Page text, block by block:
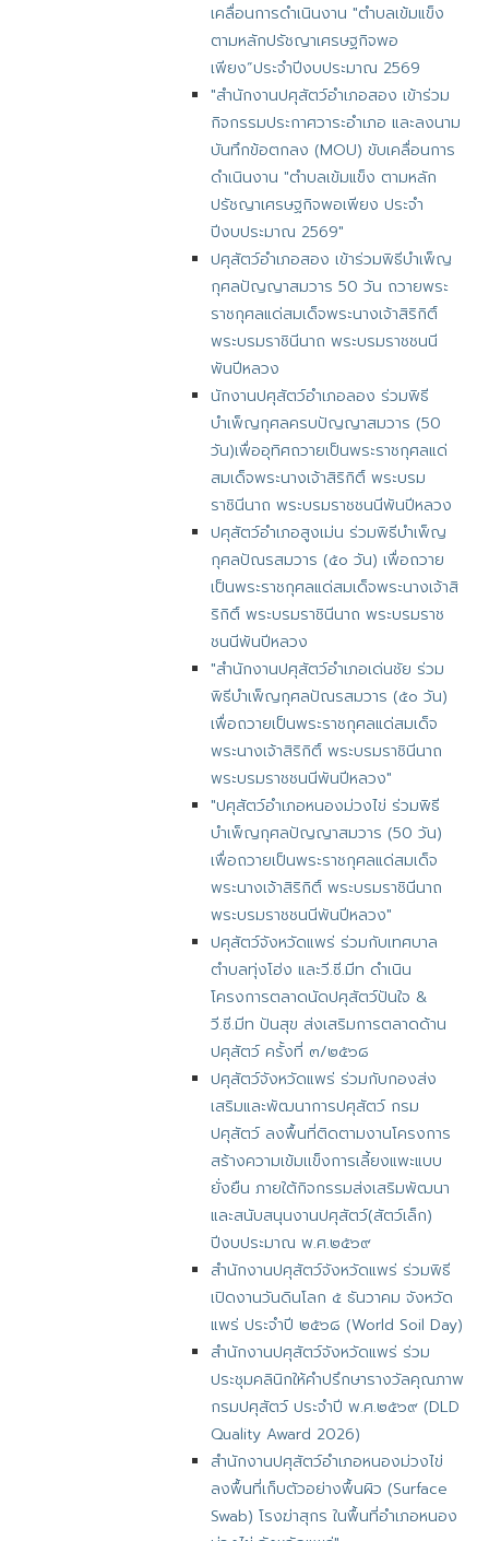
เคลื่อนการดำเนินงาน "ตำบลเข้มแข็ง
ตามหลักปรัชญาเศรษฐกิจพอ
เพียง”ประจำปีงบประมาณ 2569
"สำนักงานปศุสัตว์อำเภอสอง เข้าร่วม
กิจกรรมประกาศวาระอำเภอ และลงนาม
บันทึกข้อตกลง (MOU) ขับเคลื่อนการ
ดำเนินงาน "ตำบลเข้มแข็ง ตามหลัก
ปรัชญาเศรษฐกิจพอเพียง ประจำ
ปีงบประมาณ 2569"
ปศุสัตว์อำเภอสอง เข้าร่วมพิธีบำเพ็ญ
กุศลปัญญาสมวาร 50 วัน ถวายพระ
ราชกุศลแด่สมเด็จพระนางเจ้าสิริกิติ์
พระบรมราชินีนาถ พระบรมราชชนนี
พันปีหลวง
นักงานปศุสัตว์อำเภอลอง ร่วมพิธี
บำเพ็ญกุศลครบปัญญาสมวาร (50
วัน)เพื่ออุทิศถวายเป็นพระราชกุศลแด่
สมเด็จพระนางเจ้าสิริกิติ์ พระบรม
ราชินีนาถ พระบรมราชชนนีพันปีหลวง
ปศุสัตว์อำเภอสูงเม่น ร่วมพิธีบำเพ็ญ
กุศลปัณรสมวาร (๕๐ วัน) เพื่อถวาย
เป็นพระราชกุศลแด่สมเด็จพระนางเจ้าสิ
ริกิติ์ พระบรมราชินีนาถ พระบรมราช
ชนนีพันปีหลวง
"สำนักงานปศุสัตว์อำเภอเด่นชัย ร่วม
พิธีบำเพ็ญกุศลปัณรสมวาร (๕๐ วัน)
เพื่อถวายเป็นพระราชกุศลแด่สมเด็จ
พระนางเจ้าสิริกิติ์ พระบรมราชินีนาถ
พระบรมราชชนนีพันปีหลวง"
"ปศุสัตว์อำเภอหนองม่วงไข่ ร่วมพิธี
บำเพ็ญกุศลปัญญาสมวาร (50 วัน)
เพื่อถวายเป็นพระราชกุศลแด่สมเด็จ
พระนางเจ้าสิริกิติ์ พระบรมราชินีนาถ
พระบรมราชชนนีพันปีหลวง"
ปศุสัตว์จังหวัดแพร่ ร่วมกับเทศบาล
ตำบลทุ่งโฮ่ง และวี.ซี.มีท ดำเนิน
โครงการตลาดนัดปศุสัตว์ปันใจ &
วี.ซี.มีท ปันสุข ส่งเสริมการตลาดด้าน
ปศุสัตว์ ครั้งที่ ๓/๒๕๖๘
ปศุสัตว์จังหวัดแพร่ ร่วมกับกองส่ง
เสริมและพัฒนาการปศุสัตว์ กรม
ปศุสัตว์ ลงพื้นที่ติดตามงานโครงการ
สร้างความเข้มเเข็งการเลี้ยงแพะแบบ
ยั่งยืน ภายใต้กิจกรรมส่งเสริมพัฒนา
และสนับสนุนงานปศุสัตว์(สัตว์เล็ก)
ปีงบประมาณ พ.ศ.๒๕๖๙
สำนักงานปศุสัตว์จังหวัดแพร่ ร่วมพิธี
เปิดงานวันดินโลก ๕ ธันวาคม จังหวัด
แพร่ ประจำปี ๒๕๖๘ (World Soil Day)
สำนักงานปศุสัตว์จังหวัดแพร่ ร่วม
ประชุมคลินิกให้คำปรึกษารางวัลคุณภาพ
กรมปศุสัตว์ ประจำปี พ.ศ.๒๕๖๙ (DLD
Quality Award 2026)
สำนักงานปศุสัตว์อำเภอหนองม่วงไข่
ลงพื้นที่เก็บตัวอย่างพื้นผิว (Surface
Swab) โรงฆ่าสุกร ในพื้นที่อำเภอหนอง